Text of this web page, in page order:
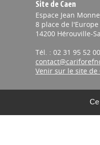
Site de Caen
Espace Jean
8 place de l'Europe
14200 Hérouville-
Tél. : 02 31 95 52 00
Venir sur le site de